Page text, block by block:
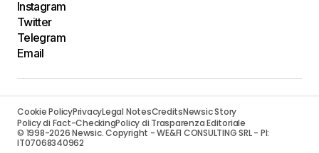
Instagram
Twitter
Telegram
Email
Cookie PolicyPrivacyLegal NotesCreditsNewsic Story
Policy di Fact-CheckingPolicy di Trasparenza Editoriale
© 1998-2026 Newsic. Copyright - WE&FI CONSULTING SRL - PI:
IT07068340962